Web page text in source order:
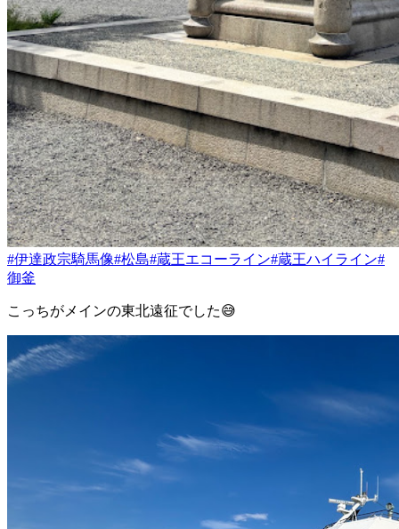
#伊達政宗騎馬像#松島#蔵王エコーライン#蔵王ハイライン#
御釜
こっちがメインの東北遠征でした😅